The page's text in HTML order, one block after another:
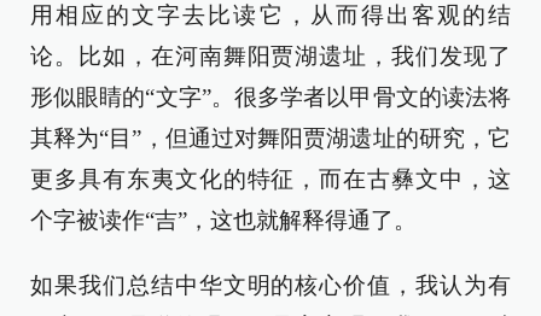
用相应的文字去比读它，从而得出客观的结
论。比如，在河南舞阳贾湖遗址，我们发现了
形似眼睛的“文字”。很多学者以甲骨文的读法将
其释为“目”，但通过对舞阳贾湖遗址的研究，它
更多具有东夷文化的特征，而在古彝文中，这
个字被读作“吉”，这也就解释得通了。
如果我们总结中华文明的核心价值，我认为有